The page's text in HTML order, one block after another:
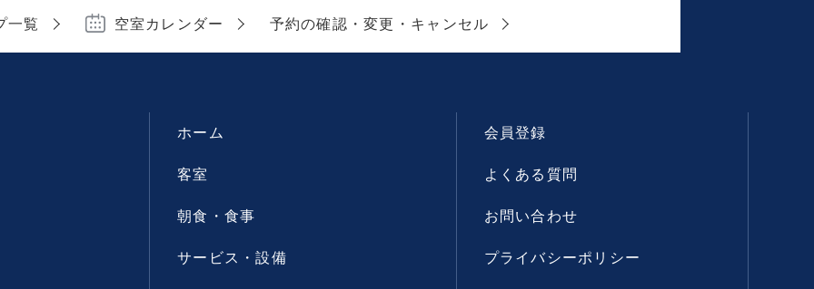
一覧 空室カレンダー 予約の確認・変更・キャンセル
ホーム
客室
朝食・食事
サービス・設備
会員登録
よくある質問
お問い合わせ
プライバシーポリシー